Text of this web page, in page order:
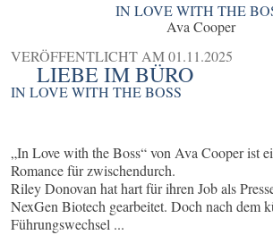
IN LOVE WITH THE
Ava Cooper
VERÖFFENTLICHT AM01.11.2025
LIEBE IM BÜRO
IN LOVE WITH THE BOSS
„In Love with the Boss“ von Ava Cooper ist
Romance für zwischendurch.
Riley Donovan hat hart für ihren Job als
NexGen Biotech gearbeitet. Doch nach dem
Führungswechsel ...